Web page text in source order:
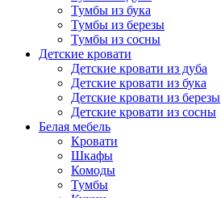
Тумбы из бука
Тумбы из березы
Тумбы из сосны
Детские кровати
Детские кровати из дуба
Детские кровати из бука
Детские кровати из березы
Детские кровати из сосны
Белая мебель
Кровати
Шкафы
Комоды
Тумбы